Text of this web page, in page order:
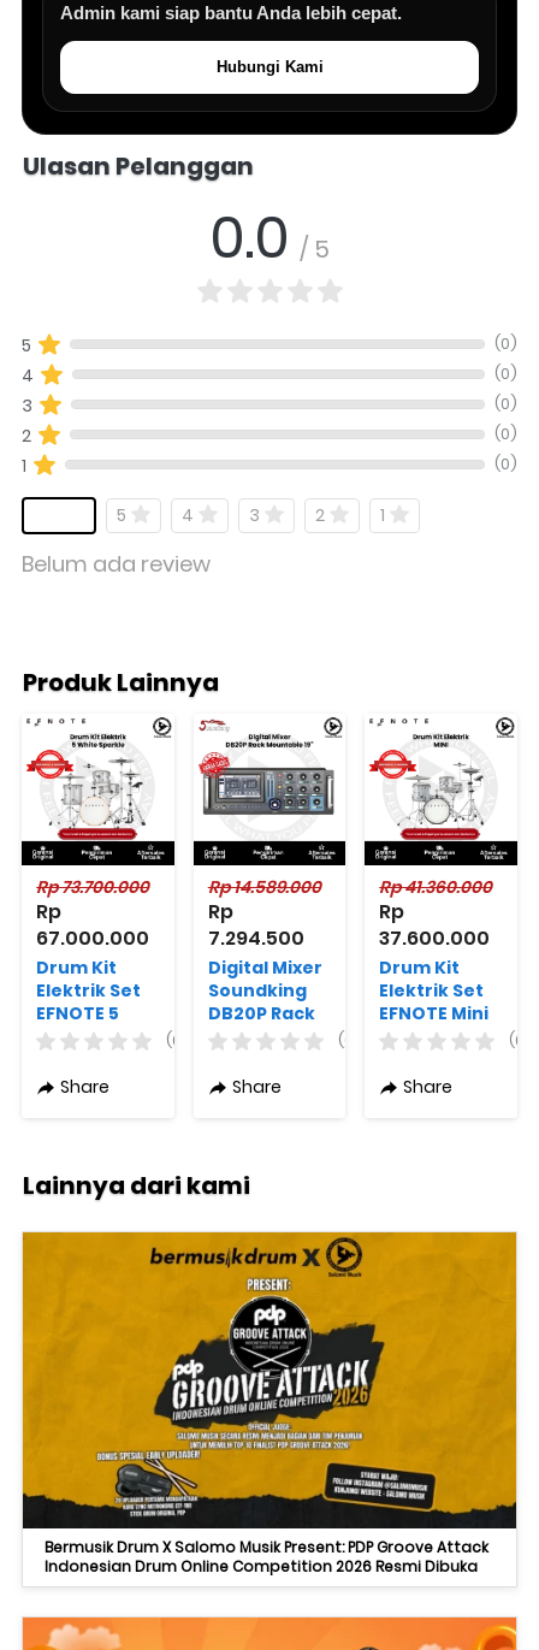
Admin kami siap bantu Anda lebih cepat.
Hubungi Kami
Ulasan Pelanggan
0.0 / 5
5 (0)
4 (0)
3 (0)
2 (0)
1 (0)
5 4 3 2 1
Belum ada review
Produk Lainnya
Rp 73.700.000
Rp
67.000.000
Drum Kit
Elektrik Set
EFNOTE 5
Standard
Sparkle with
(0)
Share
Rp 14.589.000
Rp
7.294.500
Digital Mixer
Soundking
DB20P Rack
Mountable
(0)
Share
Rp 41.360.000
Rp
37.600.000
Drum Kit
Elektrik Set
EFNOTE Mini
Standard
Sparkle
(0)
Share
Lainnya dari kami
Bermusik Drum X Salomo Musik Present: PDP Groove Attack
Indonesian Drum Online Competition 2026 Resmi Dibuka